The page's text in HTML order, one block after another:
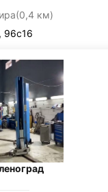
(0,4 км)
96с16